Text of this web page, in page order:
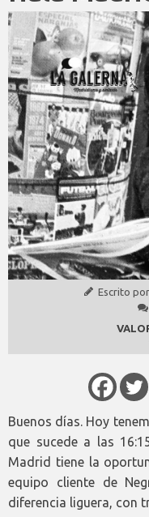
Escrito
Buenos días. Hoy
que sucede a las
Madrid tiene la
equipo cliente de
diferencia liguera, con